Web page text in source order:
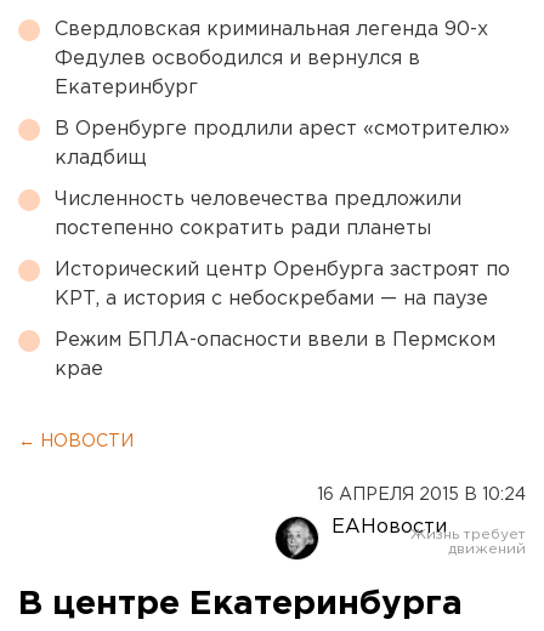
Свердловская криминальная легенда 90-х
Федулев освободился и вернулся в
Екатеринбург
В Оренбурге продлили арест «смотрителю»
кладбищ
Численность человечества предложили
постепенно сократить ради планеты
Исторический центр Оренбурга застроят по
КРТ, а история с небоскребами — на паузе
Режим БПЛА-опасности ввели в Пермском
крае
← НОВОСТИ
16 АПРЕЛЯ 2015 В 10:24
ЕАНовости
В центре Екатеринбурга